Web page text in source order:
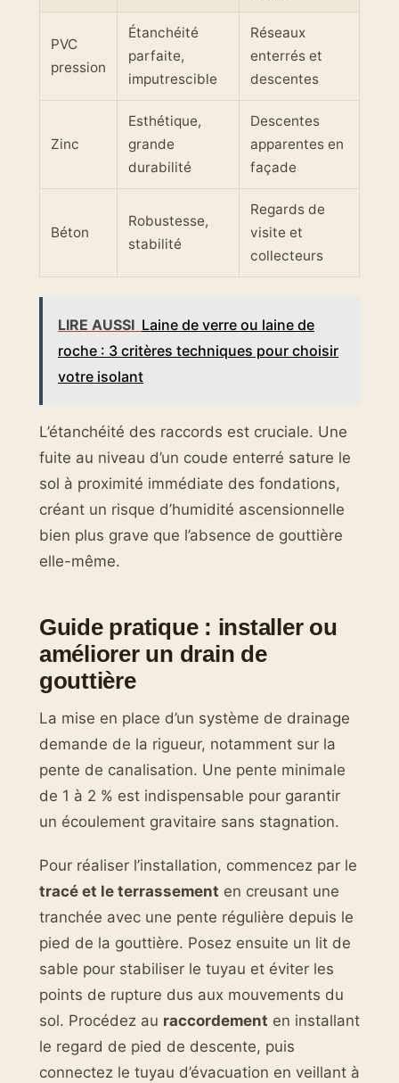
PVC
pression
Étanchéité
parfaite,
imputrescible
Réseaux
enterrés et
descentes
Zinc
Esthétique,
grande
durabilité
Descentes
apparentes en
façade
Béton
Robustesse,
stabilité
Regards de
visite et
collecteurs
LIRE AUSSI Laine de verre ou laine de
roche : 3 critères techniques pour choisir
votre isolant
L’étanchéité des raccords est cruciale. Une
fuite au niveau d’un coude enterré sature le
sol à proximité immédiate des fondations,
créant un risque d’humidité ascensionnelle
bien plus grave que l’absence de gouttière
elle-même.
Guide pratique : installer ou
améliorer un drain de
gouttière
La mise en place d’un système de drainage
demande de la rigueur, notamment sur la
pente de canalisation. Une pente minimale
de 1 à 2 % est indispensable pour garantir
un écoulement gravitaire sans stagnation.
Pour réaliser l’installation, commencez par le
tracé et le terrassement en creusant une
tranchée avec une pente régulière depuis le
pied de la gouttière. Posez ensuite un lit de
sable pour stabiliser le tuyau et éviter les
points de rupture dus aux mouvements du
sol. Procédez au raccordement en installant
le regard de pied de descente, puis
connectez le tuyau d’évacuation en veillant à